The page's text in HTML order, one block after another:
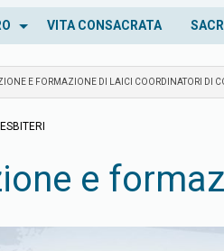
VITA CONSACRATA
E FORMAZIONE DI LAICI COORDINATORI DI
e